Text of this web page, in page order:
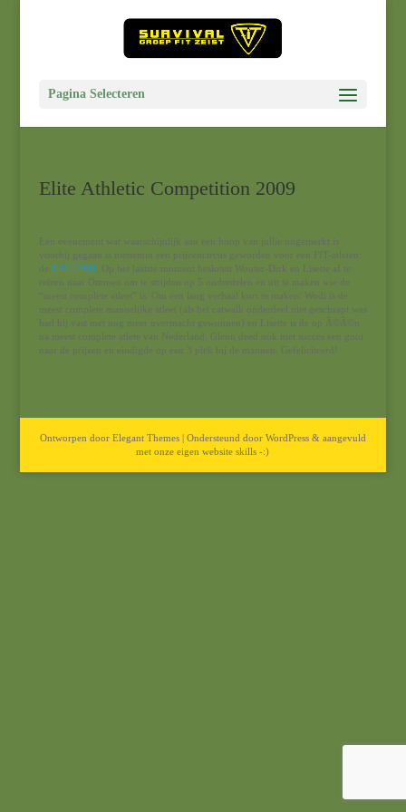
Pagina Selecteren
Elite Athletic Competition 2009
Een evenement wat waarschijnlijk aan een hoop van jullie ongemerkt is
voorbij gegaan is niettemin een prijzencircus geworden voor een FIT-atleten:
de EAC 2009 . Op het laatste moment besloten Wouter-Dirk en Lisette af te
reizen naar Ommen om te strijden op 5 onderdelen en uit te maken wie de
“meest complete atleet” is. Om een lang verhaal kort te maken: Wodi is de
meest complete mannelijke atleet (als het catwalk onderdeel niet geschrapt was
had hij vast met nog meer overmacht gewonnen) en Lisette is de op Ã©Ã©n
na meest complete atlete van Nederland. Glenn deed ook met succes een gooi
naar de prijzen en eindigde op een 3 plek bij de mannen. Gefeliciteerd!
Ontworpen door Elegant Themes | Ondersteund door WordPress & aangevuld
met onze eigen website skills -:)